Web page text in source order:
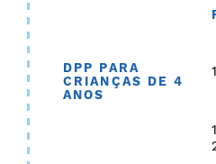
DPP PARA
CRIANÇAS DE 4
ANOS